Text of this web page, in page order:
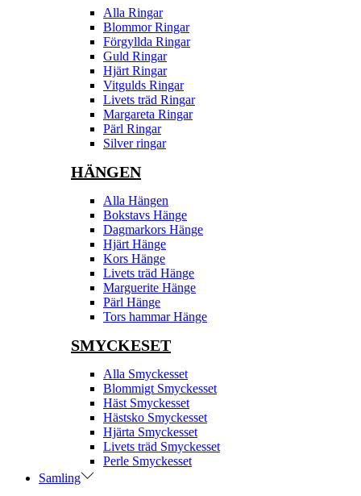
Alla Ringar
Blommor Ringar
Förgyllda Ringar
Guld Ringar
Hjärt Ringar
Vitgulds Ringar
Livets träd Ringar
Margareta Ringar
Pärl Ringar
Silver ringar
HÄNGEN
Alla Hängen
Bokstavs Hänge
Dagmarkors Hänge
Hjärt Hänge
Kors Hänge
Livets träd Hänge
Marguerite Hänge
Pärl Hänge
Tors hammar Hänge
SMYCKESET
Alla Smyckesset
Blommigt Smyckesset
Häst Smyckesset
Hästsko Smyckesset
Hjärta Smyckesset
Livets träd Smyckesset
Perle Smyckesset
Samling